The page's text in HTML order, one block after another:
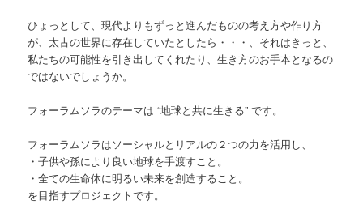
ひょっとして、現代よりもずっと進んだものの考え方や作り方
が、太古の世界に存在していたとしたら・・・、それはきっと、
私たちの可能性を引き出してくれたり、生き方のお手本となるの
ではないでしょうか。
フォーラムソラのテーマは “地球と共に生きる” です。
フォーラムソラはソーシャルとリアルの２つの力を活用し、
・子供や孫により良い地球を手渡すこと。
・全ての生命体に明るい未来を創造すること。
を目指すプロジェクトです。